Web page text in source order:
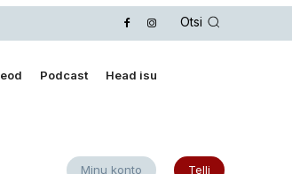
Otsi
Podcast Head isu
Minu konto Telli